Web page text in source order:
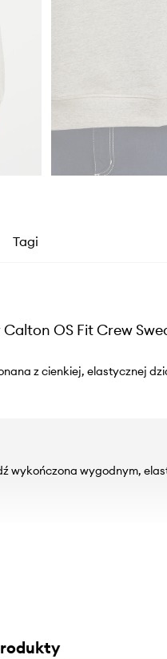
Tagi
OS Fit Crew
z cienkiej, elastycznej
wykończona wygodnym,